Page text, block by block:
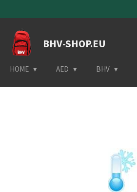
direct
naar
hoofdinhoud
BHV-SHOP.EU
HOME AED BHV